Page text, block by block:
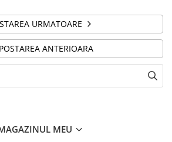
URMATOARE
POSTAREA ANTERIOARA
MEU